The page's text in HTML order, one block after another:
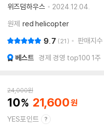
위즈덤하우스
2024.12.04.
원제 red helicopter
9.7 21 판매지수
베스트 경제 경영 top100 1주
24,000원
10 21,600
YES포인트